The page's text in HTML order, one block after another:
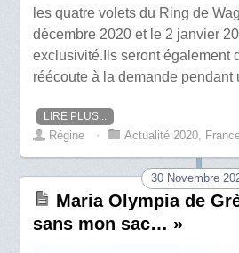
les quatre volets du Ring de
décembre 2020 et le 2 janvier
exclusivité.Ils seront également
réécoute à la demande pendant
LIRE PLUS...
Régine ⋅ Actualité 2020,
30 Novembre
Maria Olympia de
sans mon sac… »